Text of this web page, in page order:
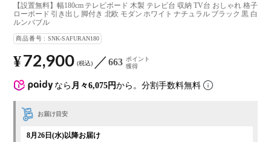
【設置無料】幅180cm テレビボード 木製 テレビ台 収納 TV台 おしゃれ 格子
ローボード 引き出し 脚付き 北欧 モダン ホワイト ナチュラル ブラック 黒 白
ルンバブル
商品番号 SNK-SAFURAN180
なら 月々6,075円から。分割手数料無料
¥72,900 税込 663 ポイント
獲得
お届け目安
8月26日(水)以降お届け